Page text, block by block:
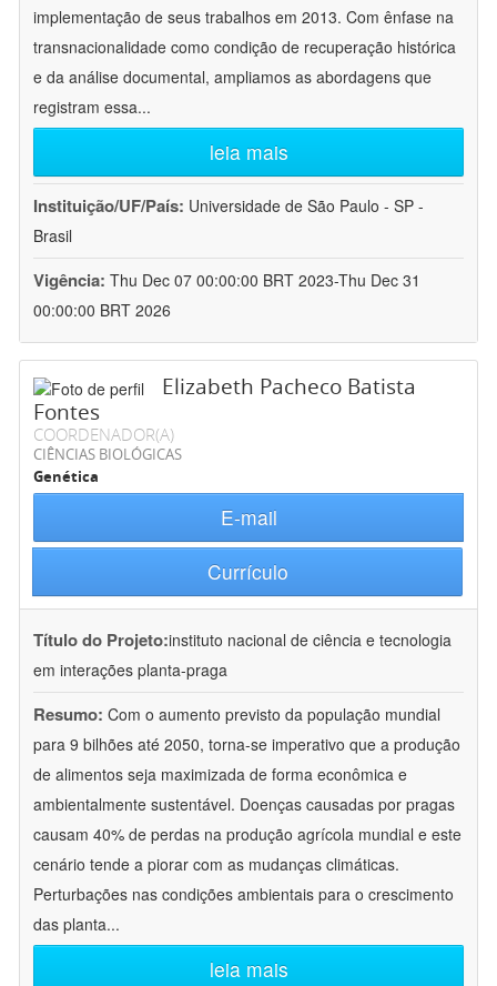
implementação de seus trabalhos em 2013. Com ênfase na
transnacionalidade como condição de recuperação histórica
e da análise documental, ampliamos as abordagens que
registram essa...
leia mais
Instituição/UF/País: Universidade de São Paulo - SP -
Brasil
Vigência: Thu Dec 07 00:00:00 BRT 2023-Thu Dec 31
00:00:00 BRT 2026
Elizabeth Pacheco Batista
Fontes
COORDENADOR(A)
CIÊNCIAS BIOLÓGICAS
Genética
E-mail
Currículo
Título do Projeto:instituto nacional de ciência e tecnologia
em interações planta-praga
Resumo: Com o aumento previsto da população mundial
para 9 bilhões até 2050, torna-se imperativo que a produção
de alimentos seja maximizada de forma econômica e
ambientalmente sustentável. Doenças causadas por pragas
causam 40% de perdas na produção agrícola mundial e este
cenário tende a piorar com as mudanças climáticas.
Perturbações nas condições ambientais para o crescimento
das planta...
leia mais